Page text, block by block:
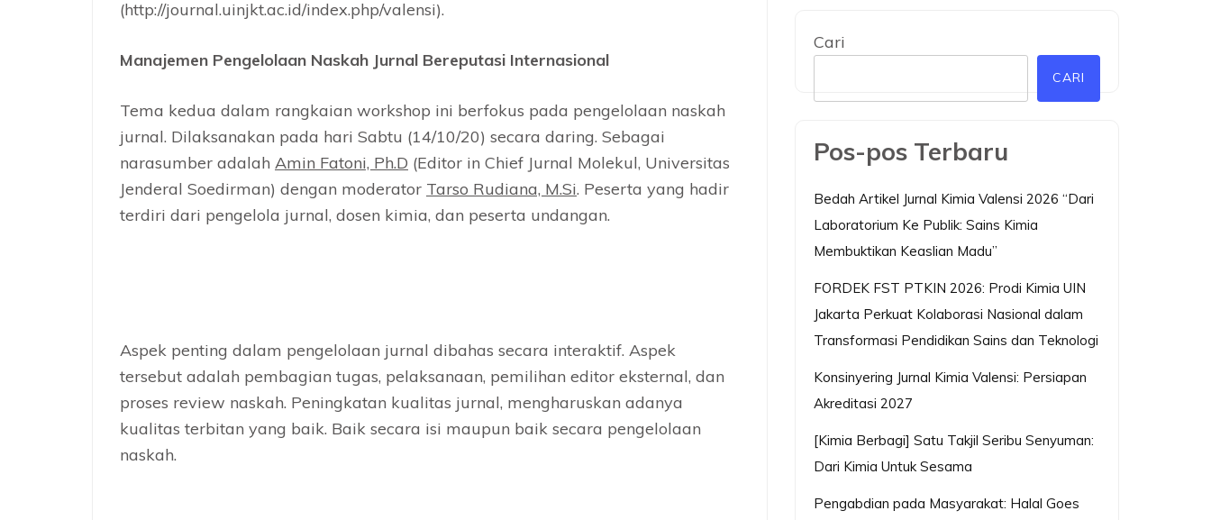
(http://journal.uinjkt.ac.id/index.php/valensi).
Manajemen Pengelolaan Naskah Jurnal Bereputasi Internasional
Tema kedua dalam rangkaian workshop ini berfokus pada pengelolaan naskah
jurnal. Dilaksanakan pada hari Sabtu (14/10/20) secara daring. Sebagai
narasumber adalah Amin Fatoni, Ph.D (Editor in Chief Jurnal Molekul, Universitas
Jenderal Soedirman) dengan moderator Tarso Rudiana, M.Si. Peserta yang hadir
terdiri dari pengelola jurnal, dosen kimia, dan peserta undangan.
Aspek penting dalam pengelolaan jurnal dibahas secara interaktif. Aspek
tersebut adalah pembagian tugas, pelaksanaan, pemilihan editor eksternal, dan
proses review naskah. Peningkatan kualitas jurnal, mengharuskan adanya
kualitas terbitan yang baik. Baik secara isi maupun baik secara pengelolaan
naskah.
Cari
CARI
Pos-pos Terbaru
Bedah Artikel Jurnal Kimia Valensi 2026 “Dari
Laboratorium Ke Publik: Sains Kimia
Membuktikan Keaslian Madu”
FORDEK FST PTKIN 2026: Prodi Kimia UIN
Jakarta Perkuat Kolaborasi Nasional dalam
Transformasi Pendidikan Sains dan Teknologi
Konsinyering Jurnal Kimia Valensi: Persiapan
Akreditasi 2027
[Kimia Berbagi] Satu Takjil Seribu Senyuman:
Dari Kimia Untuk Sesama
Pengabdian pada Masyarakat: Halal Goes